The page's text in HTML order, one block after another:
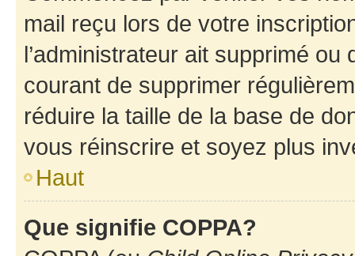
mail reçu lors de votre
l’administrateur ait supprimé
courant de supprimer
réduire la taille de la base de
vous réinscrire et soyez plus
Haut
Que signifie COPPA?